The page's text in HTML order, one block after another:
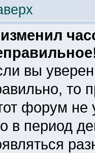
вы
то
форум не
в период